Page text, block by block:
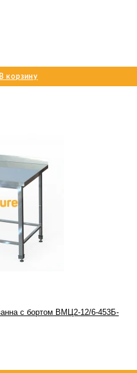
В корзину
с бортом ВМЦ2-12/6-453Б-